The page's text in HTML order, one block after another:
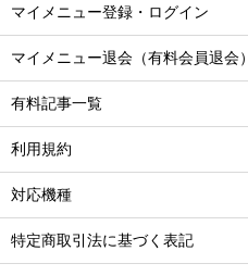
マイメニュー登録・ログイン
マイメニュー退会（有料会員退会）
有料記事一覧
利用規約
対応機種
特定商取引法に基づく表記